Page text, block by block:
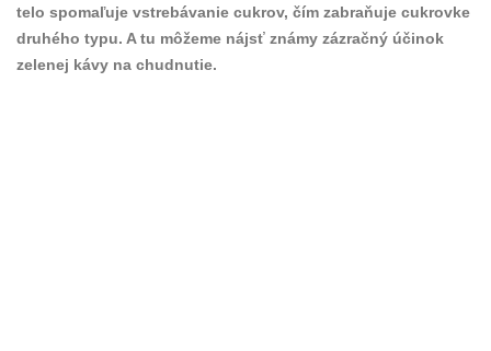
telo spomaľuje vstrebávanie cukrov, čím zabraňuje cukrovke
druhého typu. A tu môžeme nájsť známy zázračný účinok
zelenej kávy na chudnutie.